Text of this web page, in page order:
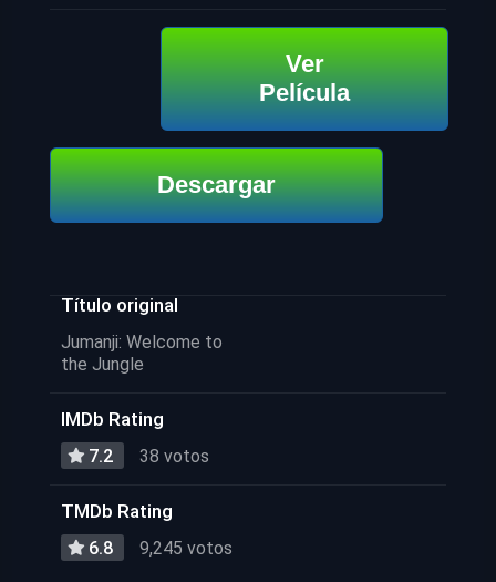
Ver
Película
Descargar
Título original
Jumanji: Welcome to
the Jungle
IMDb Rating
7.2 38 votos
TMDb Rating
6.8 9,245 votos